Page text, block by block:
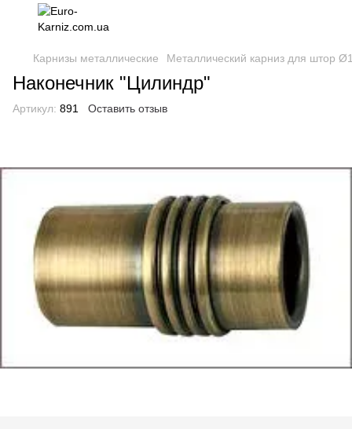
Карнизы металлические Металлический карниз для штор
Наконечник "Цилиндр"
Артикул: 891 Оставить отзыв